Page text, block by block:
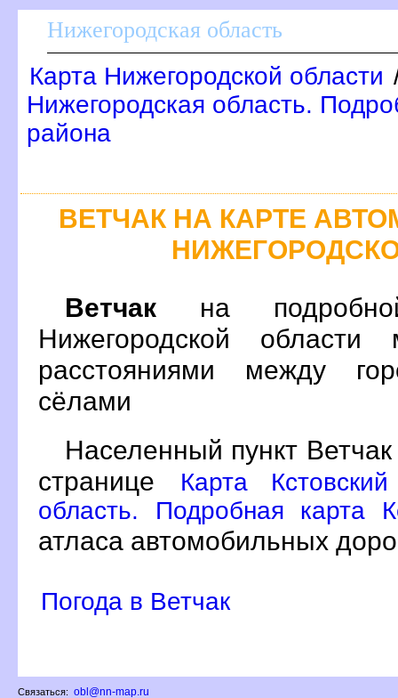
Нижегородская область
Карта Нижегородской области
Нижегородская область.
района
ЕТЧАК НА КАРТЕ
етчак на
Нижегородской
расстояниями между
сёлами
Населенный пункт
странице
Карта
область. Подробная карта
атласа автомобильных
Погода в Ветчак
Связаться: obl@nn-map.ru